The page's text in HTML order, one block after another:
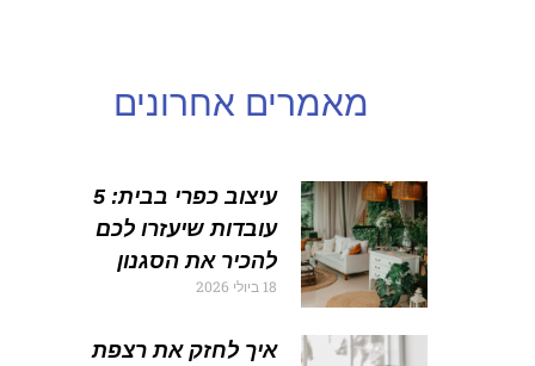
מאמרים אחרונים
עיצוב כפרי בבית: 5
עובדות שיעזרו לכם
להכיר את הסגנון
18 ביולי 2026
איך לחזק את רצפת